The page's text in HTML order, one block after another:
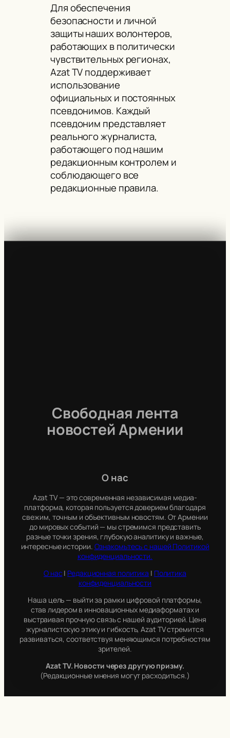
Для обеспечения
безопасности и личной
защиты наших волонтеров,
работающих в политически
чувствительных регионах,
Azat TV поддерживает
использование
официальных и постоянных
псевдонимов. Каждый
псевдоним представляет
реального журналиста,
работающего под нашим
редакционным контролем и
соблюдающего все
редакционные правила.
О нас
Azat TV — это современная независимая медиа-
платформа, которая пользуется доверием благодаря
свежим, точным и объективным новостям. От Армении
до мировых событий — мы стремимся представить
разные точки зрения, глубокую аналитику и важные,
интересные истории. Ознакомьтесь с нашей Политикой
конфиденциальности.
О нас | Редакционная политика | Политика
конфиденциальности
Наша цель — выйти за рамки цифровой платформы,
став лидером в инновационных медиаформатах и
выстраивая прочную связь с нашей аудиторией. Ценя
журналистскую этику и гибкость, Azat TV стремится
развиваться, соответствуя меняющимся потребностям
зрителей.
Azat TV. Новости через другую призму.
(Редакционные мнения могут расходиться.)
Свободная лента
новостей Армении
Оставайтесь на связи с Azat TV в социальных сетях. По